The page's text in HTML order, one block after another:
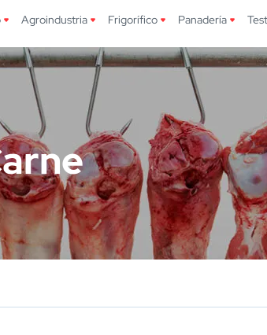
Agroindustria Frigorífico Panadería